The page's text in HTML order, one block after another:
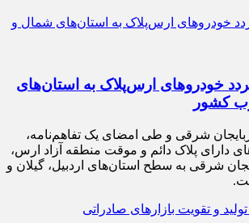
خودروهای ارس‌پلاک به استان‌های
کشور
شرقی و طی امضای یک تفاهم‌نامه،
دارای پلاک دائم و موقت منطقه آزاد ارس،
شرقی به سطح استان‌های اردبیل، گیلان و